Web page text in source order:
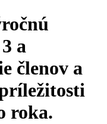
a
členov a
roka.